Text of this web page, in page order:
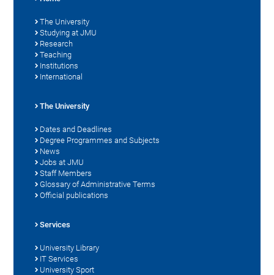
The University
Studying at JMU
Research
Teaching
Institutions
International
The University
Dates and Deadlines
Degree Programmes and Subjects
News
Jobs at JMU
Staff Members
Glossary of Administrative Terms
Official publications
Services
University Library
IT Services
University Sport